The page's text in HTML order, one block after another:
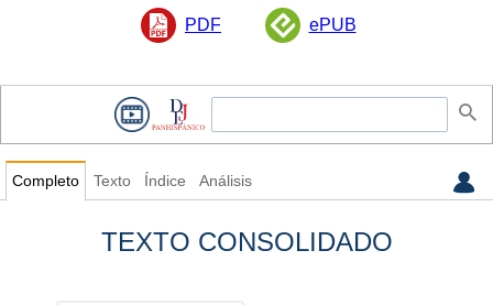
PDF ePUB
Completo Texto Índice Análisis
TEXTO CONSOLIDADO